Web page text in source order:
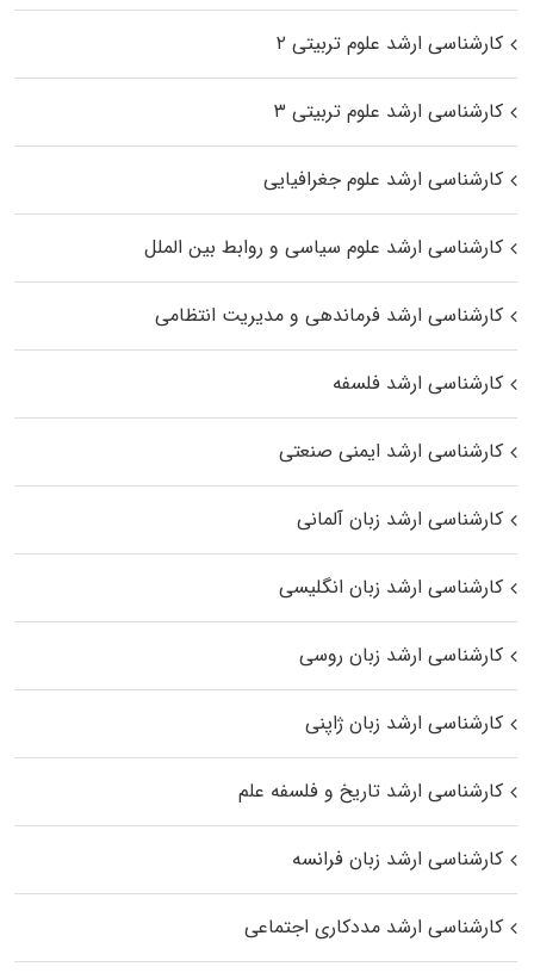
کارشناسی ارشد علوم تربیتی ۲
کارشناسی ارشد علوم تربیتی ۳
کارشناسی ارشد علوم جغرافیایی
کارشناسی ارشد علوم سیاسی و روابط بین الملل
کارشناسی ارشد فرماندهی و مدیریت انتظامی
کارشناسی ارشد فلسفه
کارشناسی ارشد ایمنی صنعتی
کارشناسی ارشد زبان آلمانی
کارشناسی ارشد زبان انگلیسی
کارشناسی ارشد زبان روسی
کارشناسی ارشد زبان ژاپنی
کارشناسی ارشد تاریخ و فلسفه علم
کارشناسی ارشد زبان فرانسه
کارشناسی ارشد مددکاری اجتماعی